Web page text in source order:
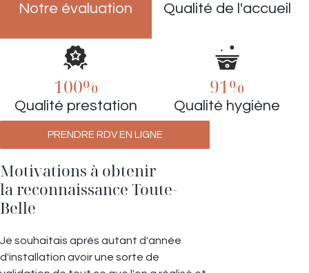
Notre évaluation Qualité de l'accueil
100%
Qualité prestation
91%
Qualité hygiène
PRENDRE RDV EN LIGNE
Motivations à obtenir
la reconnaissance Toute-
Belle
Je souhaitais après autant d'année
d'installation avoir une sorte de